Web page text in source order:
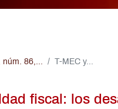
núm. 86,... T-MEC y...
fiscal: los